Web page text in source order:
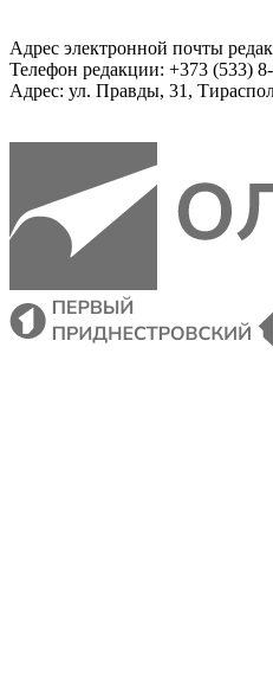
Адрес электронной почты
Телефон редакции: +373 (533)
Адрес: ул. Правды, 31,